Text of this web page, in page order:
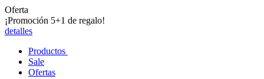
Oferta
¡Promoción 5+1 de regalo!
detalles
Productos
Sale
Ofertas